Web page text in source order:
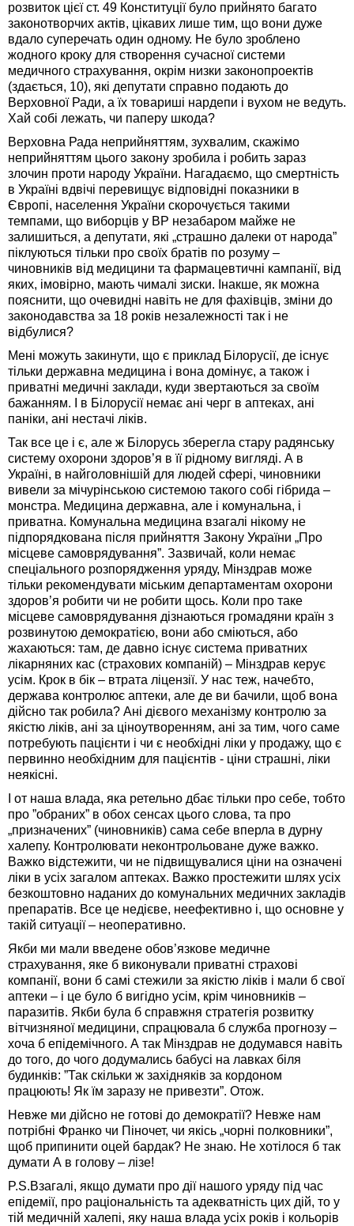
розвиток цієї ст. 49 Конституції було прийнято багато
законотворчих актів, цікавих лише тим, що вони дуже
вдало суперечать один одному. Не було зроблено
жодного кроку для створення сучасної системи
медичного страхування, окрім низки законопроектів
(здається, 10), які депутати справно подають до
Верховної Ради, а їх товариші нардепи і вухом не ведуть.
Хай собі лежать, чи паперу шкода?
Верховна Рада неприйняттям, зухвалим, скажімо
неприйняттям цього закону зробила і робить зараз
злочин проти народу України. Нагадаємо, що смертність
в Україні вдвічі перевищує відповідні показники в
Європі, населення України скорочується такими
темпами, що виборців у ВР незабаром майже не
залишиться, а депутати, які „страшно далеки от народа”
піклуються тільки про своїх братів по розуму –
чиновників від медицини та фармацевтичні кампанії, від
яких, імовірно, мають чималі зиски. Інакше, як можна
пояснити, що очевидні навіть не для фахівців, зміни до
законодавства за 18 років незалежності так і не
відбулися?
Мені можуть закинути, що є приклад Білорусії, де існує
тільки державна медицина і вона домінує, а також і
приватні медичні заклади, куди звертаються за своїм
бажанням. І в Білорусії немає ані черг в аптеках, ані
паніки, ані нестачі ліків.
Так все це і є, але ж Білорусь зберегла стару радянську
систему охорони здоров’я в її рідному вигляді. А в
Україні, в найголовнішій для людей сфері, чиновники
вивели за мічурінською системою такого собі гібрида –
монстра. Медицина державна, але і комунальна, і
приватна. Комунальна медицина взагалі нікому не
підпорядкована після прийняття Закону України „Про
місцеве самоврядування”. Зазвичай, коли немає
спеціального розпорядження уряду, Мінздрав може
тільки рекомендувати міським департаментам охорони
здоров’я робити чи не робити щось. Коли про таке
місцеве самоврядування дізнаються громадяни країн з
розвинутою демократією, вони або сміються, або
жахаються: там, де давно існує система приватних
лікарняних кас (страхових компаній) – Мінздрав керує
усім. Крок в бік – втрата ліцензії. У нас теж, начебто,
держава контролює аптеки, але де ви бачили, щоб вона
дійсно так робила? Ані дієвого механізму контролю за
якістю ліків, ані за ціноутворенням, ані за тим, чого саме
потребують пацієнти і чи є необхідні ліки у продажу, що є
первинно необхідним для пацієнтів - ціни страшні, ліки
неякісні.
І от наша влада, яка ретельно дбає тільки про себе, тобто
про ”обраних” в обох сенсах цього слова, та про
„призначених” (чиновників) сама себе вперла в дурну
халепу. Контролювати неконтрольоване дуже важко.
Важко відстежити, чи не підвищувалися ціни на означені
ліки в усіх загалом аптеках. Важко простежити шлях усіх
безкоштовно наданих до комунальних медичних закладів
препаратів. Все це недієве, неефективно і, що основне у
такій ситуації – неоперативно.
Якби ми мали введене обов’язкове медичне
страхування, яке б виконували приватні страхові
компанії, вони б самі стежили за якістю ліків і мали б свої
аптеки – і це було б вигідно усім, крім чиновників –
паразитів. Якби була б справжня стратегія розвитку
вітчизняної медицини, спрацювала б служба прогнозу –
хоча б епідемічного. А так Мінздрав не додумався навіть
до того, до чого додумались бабусі на лавках біля
будинків: ”Так скільки ж західняків за кордоном
працюють! Як їм заразу не привезти”. Отож.
Невже ми дійсно не готові до демократії? Невже нам
потрібні Франко чи Піночет, чи якісь „чорні полковники”,
щоб припинити оцей бардак? Не знаю. Не хотілося б так
думати А в голову – лізе!
P.S.Взагалі, якщо думати про дії нашого уряду під час
епідемії, про раціональність та адекватність цих дій, то у
тій медичній халепі, яку наша влада усіх років і кольорів